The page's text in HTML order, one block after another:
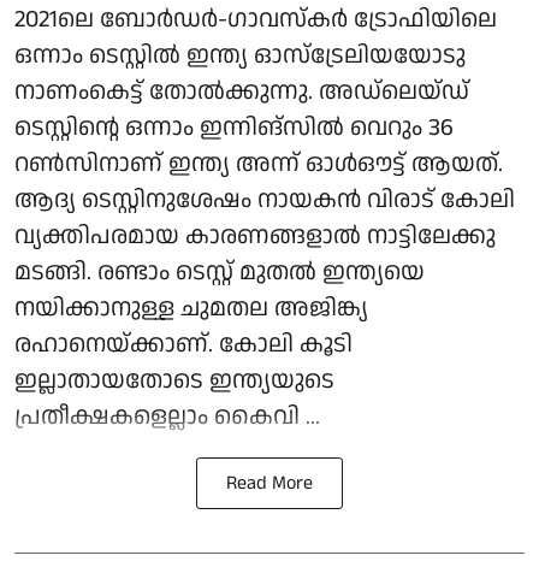
2021ലെ ബോർഡർ-ഗാവസ്‌കർ ട്രോഫിയിലെ
ഒന്നാം ടെസ്റ്റിൽ ഇന്ത്യ ഓസ്‌ട്രേലിയയോടു
നാണംകെട്ട് തോൽക്കുന്നു. അഡ്‌ലെയ്ഡ്
ടെസ്റ്റിന്റെ ഒന്നാം ഇന്നിങ്‌സിൽ വെറും 36
റൺസിനാണ് ഇന്ത്യ അന്ന് ഓൾഔട്ട് ആയത്.
ആദ്യ ടെസ്റ്റിനുശേഷം നായകൻ വിരാട് കോലി
വ്യക്തിപരമായ കാരണങ്ങളാൽ നാട്ടിലേക്കു
മടങ്ങി. രണ്ടാം ടെസ്റ്റ് മുതൽ ഇന്ത്യയെ
നയിക്കാനുള്ള ചുമതല അജിങ്ക്യ
രഹാനെയ്ക്കാണ്. കോലി കൂടി
ഇല്ലാതായതോടെ ഇന്ത്യയുടെ
പ്രതീക്ഷകളെല്ലാം കൈവി ...
Read More